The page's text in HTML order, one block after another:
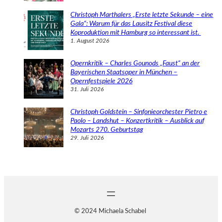
Christoph Marthalers „Erste letzte Sekunde – eine
Gala“: Warum für das Lausitz Festival diese
Koproduktion mit Hamburg so interessant ist.
1. August 2026
Opernkritik – Charles Gounods „Faust“ an der
Bayerischen Staatsoper in München –
Opernfestspiele 2026
31. Juli 2026
Christoph Goldstein – Sinfonieorchester Pietro e
Paolo – Landshut – Konzertkritik – Ausblick auf
Mozarts 270. Geburtstag
29. Juli 2026
© 2024 Michaela Schabel